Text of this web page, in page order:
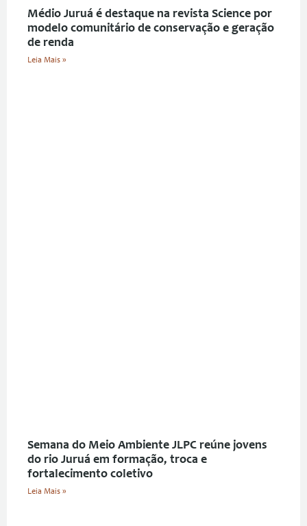
Médio Juruá é destaque na revista Science por
modelo comunitário de conservação e geração
de renda
Leia Mais »
Semana do Meio Ambiente JLPC reúne jovens
do rio Juruá em formação, troca e
fortalecimento coletivo
Leia Mais »